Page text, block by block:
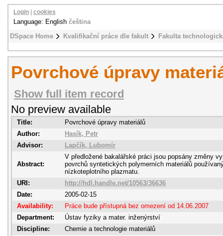
DSpace Home Kvalifikační práce dle fakult Fakulta
Login cookies
Language: English čeština
Povrchové úpravy
Show full item record
No preview available
Title:
Povrchové úpravy materiálů
Author:
Hasík, Petr
Advisor:
Lapčík, Lubomír
Abstract:
V předložené bakalářské práci jsou popsány změny
povrchů syntetických polymerních materiálů
nízkoteplotního plazmatu.
URI:
http://hdl.handle.net/10563/36636
Date:
2005-02-15
Availability:
Práce bude přístupná bez omezení od 14.06.2007
Department:
Ústav fyziky a mater. inženýrství
Discipline:
Chemie a technologie materiálů